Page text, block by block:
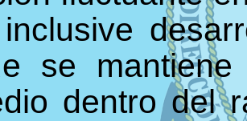
se
dentro del